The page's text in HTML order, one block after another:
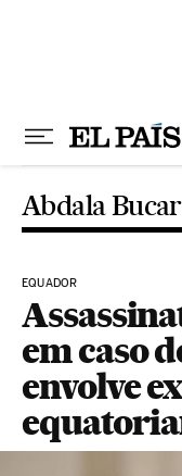
Abdala
EQUADOR
em caso
envolve